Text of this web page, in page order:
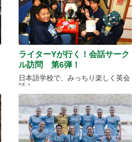
ライターYが行く！会話サーク
ル訪問 第6弾！
日本語学校で、みっちり楽しく英会
話！